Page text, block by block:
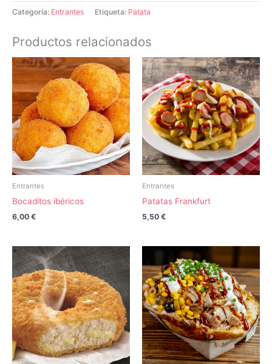
Categoría: Entrantes Etiqueta: Patata
Productos relacionados
Entrantes
Bocaditos ibéricos
6,00 €
Entrantes
Patatas Frankfurt
5,50 €